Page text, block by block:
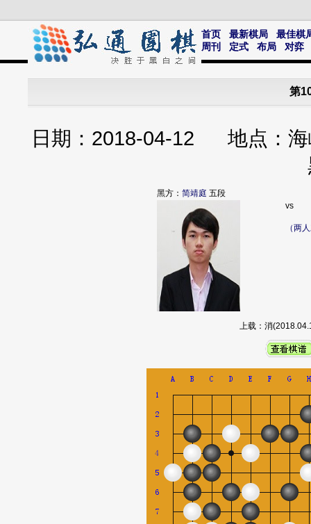
首页 最新棋局
最佳棋
周刊
定式 布局 对弈
第
日期：2018-04-12 地点
黑方： 简靖庭 五段
vs
（两
上载：消